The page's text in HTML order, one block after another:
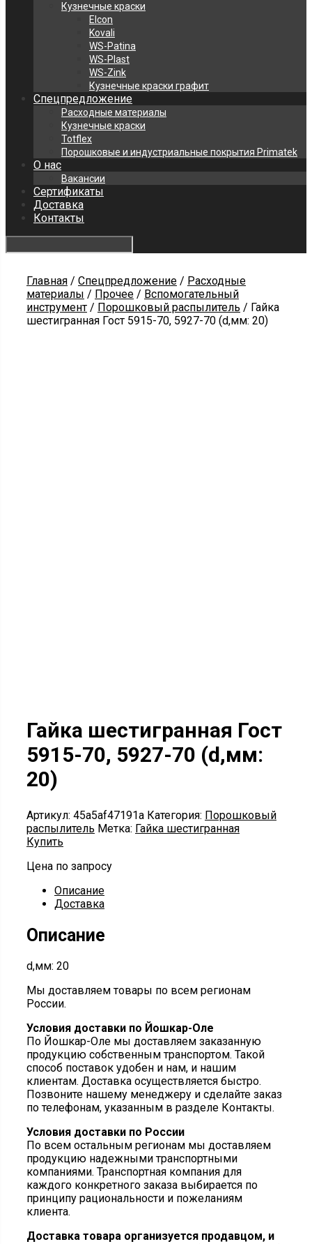
Кузнечные краски
Elcon
Kovali
WS-Patina
WS-Plast
WS-Zink
Кузнечные краски графит
Спецпредложение
Расходные материалы
Кузнечные краски
Totflex
Порошковые и индустриальные покрытия Primatek
О нас
Вакансии
Сертификаты
Доставка
Контакты
Главная / Спецпредложение / Расходные
материалы / Прочее / Вспомогательный
инструмент / Порошковый распылитель / Гайка
шестигранная Гост 5915-70, 5927-70 (d,мм: 20)
Гайка шестигранная Гост
5915-70, 5927-70 (d,мм:
20)
Артикул: 45a5af47191a Категория: Порошковый
распылитель Метка: Гайка шестигранная
Купить
Цена по запросу
Описание
Доставка
Описание
d,мм: 20
Мы доставляем товары по всем регионам
России.
Условия доставки по Йошкар-Оле
По Йошкар-Оле мы доставляем заказанную
продукцию собственным транспортом. Такой
способ поставок удобен и нам, и нашим
клиентам. Доставка осуществляется быстро.
Позвоните нашему менеджеру и сделайте заказ
по телефонам, указанным в разделе Контакты.
Условия доставки по России
По всем остальным регионам мы доставляем
продукцию надежными транспортными
компаниями. Транспортная компания для
каждого конкретного заказа выбирается по
принципу рациональности и пожеланиям
клиента.
Доставка товара организуется продавцом, и